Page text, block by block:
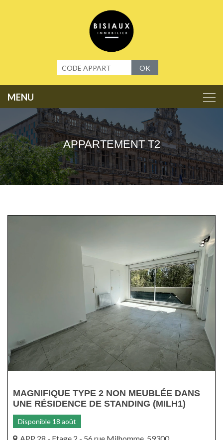
OK
APPARTEMENT T2
MAGNIFIQUE TYPE 2 NON MEUBLÉE DANS
UNE RÉSIDENCE DE STANDING (MILH1)
Disponible 18 août